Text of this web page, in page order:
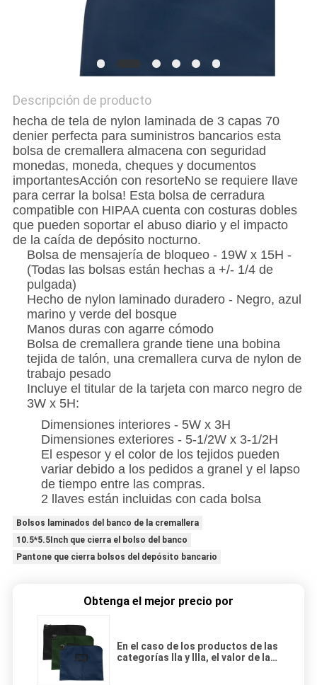
Descripción de producto
hecha de tela de nylon laminada de 3 capas 70
denier perfecta para suministros bancarios esta
bolsa de cremallera almacena con seguridad
monedas, moneda, cheques y documentos
importantesAcción con resorteNo se requiere llave
para cerrar la bolsa! Esta bolsa de cerradura
compatible con HIPAA cuenta con costuras dobles
que pueden soportar el abuso diario y el impacto
de la caída de depósito nocturno.
Bolsa de mensajería de bloqueo - 19W x 15H -
(Todas las bolsas están hechas a +/- 1/4 de
pulgada)
Hecho de nylon laminado duradero - Negro, azul
marino y verde del bosque
Manos duras con agarre cómodo
Bolsa de cremallera grande tiene una bobina
tejida de talón, una cremallera curva de nylon de
trabajo pesado
Incluye el titular de la tarjeta con marco negro de
3W x 5H:
Dimensiones interiores - 5W x 3H
Dimensiones exteriores - 5-1/2W x 3-1/2H
El espesor y el color de los tejidos pueden
variar debido a los pedidos a granel y el lapso
de tiempo entre las compras.
2 llaves están incluidas con cada bolsa
Bolsos laminados del banco de la cremallera
10.5*5.5Inch que cierra el bolso del banco
Pantone que cierra bolsos del depósito bancario
Obtenga el mejor precio por
En el caso de los productos de las
categorías IIa y IIIa, el valor de las